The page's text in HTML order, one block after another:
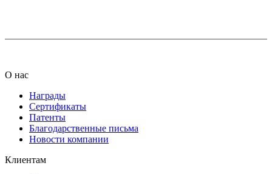
О нас
Награды
Сертификаты
Патенты
Благодарственные письма
Новости компании
Клиентам